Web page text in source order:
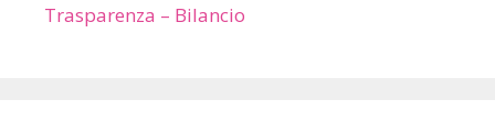
Trasparenza – Bilancio